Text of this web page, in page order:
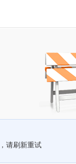
请刷新重试